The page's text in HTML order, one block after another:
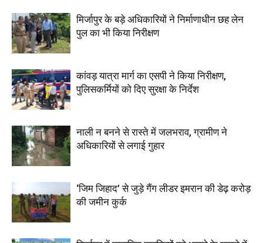
मिर्जापुर के बड़े अधिकारियों ने निर्माणाधीन छह लेन
पुल का भी किया निरीक्षण
कांवड़ यात्रा मार्ग का एसपी ने किया निरीक्षण,
पुलिसकर्मियों को दिए सुरक्षा के निर्देश
नाली न बनने से रास्ते में जलभराव, ग्रामीण ने
अधिकारियों से लगाई गुहार
‘जिम जिहाद’ से जुड़े गैंग लीडर इमरान की डेढ़ करोड़
की जमीन कुर्क